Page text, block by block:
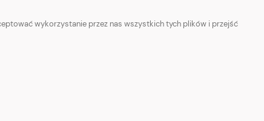
Facebook
wykorzystanie przez nas wszystkich tych plików i przejść